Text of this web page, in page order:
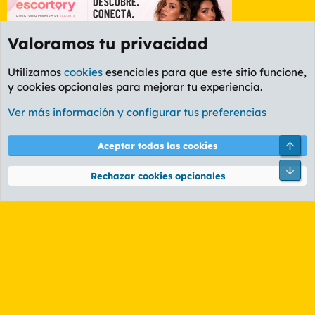
Foro General
Cookies
PL OLDSTYLE AMARILLO
Términos y reglas Política de privacidad Ayuda
Community platform by XenForo® © 2010-2026 XenForo Ltd.
Valoramos tu privacidad
Utilizamos cookies esenciales para que este sitio funcione,
y cookies opcionales para mejorar tu experiencia.
Ver más información y configurar tus preferencias
Aceptar todas las cookies
Rechazar cookies opcionales
Pie